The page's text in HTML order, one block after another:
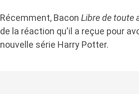
Récemment, Bacon Libre de toute
de la réaction qu'il a reçue pour
nouvelle série Harry Potter.